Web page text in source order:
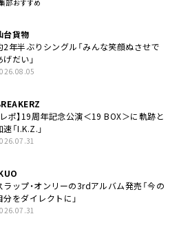
部おすすめ
台貨物
2年半ぶりシングル「みんな笑顔ぬさせで
げだい」
レポ】19周年記念公演＜19 BOX＞に軌跡と
速「I.K.Z.」
ラップ・オンリーの3rdアルバム発売「今の
分をダイレクトに」